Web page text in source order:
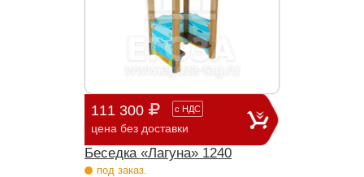
111 300 с НДС
цена без доставки
Беседка «Лагуна» 1240
под заказ.